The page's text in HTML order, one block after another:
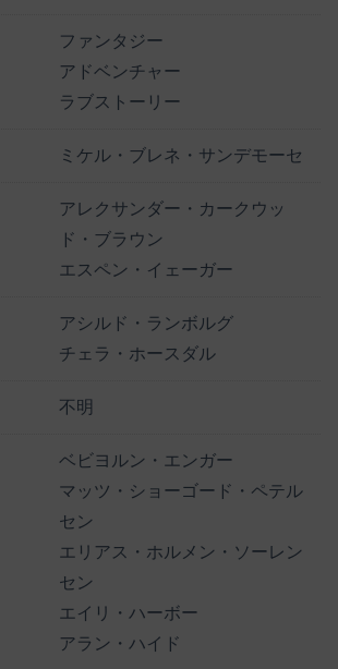
ファンタジー
アドベンチャー
ラブストーリー
ミケル・ブレネ・サンデモーセ
アレクサンダー・カークウッ
ド・ブラウン
エスペン・イェーガー
アシルド・ランボルグ
チェラ・ホースダル
不明
ベビヨルン・エンガー
マッツ・ショーゴード・ペテル
セン
エリアス・ホルメン・ソーレン
セン
エイリ・ハーボー
アラン・ハイド